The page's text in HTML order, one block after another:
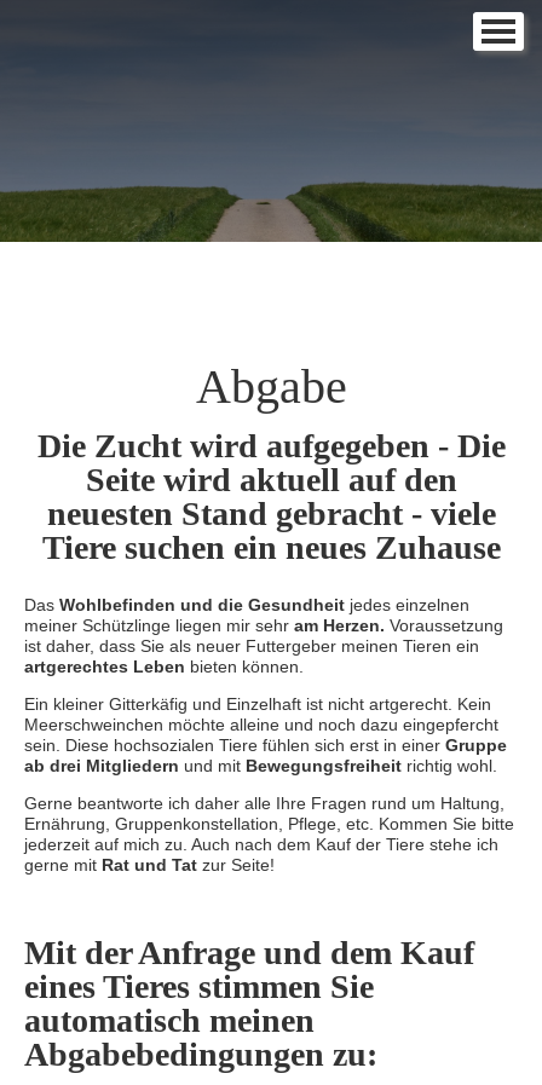
Abgabe
Die Zucht wird aufgegeben - Die
Seite wird aktuell auf den
neuesten Stand gebracht - viele
Tiere suchen ein neues Zuhause
Das Wohlbefinden und die Gesundheit jedes einzelnen
meiner Schützlinge liegen mir sehr am Herzen. Voraussetzung
ist daher, dass Sie als neuer Futtergeber meinen Tieren ein
artgerechtes Leben bieten können.
Ein kleiner Gitterkäfig und Einzelhaft ist nicht artgerecht. Kein
Meerschweinchen möchte alleine und noch dazu eingepfercht
sein. Diese hochsozialen Tiere fühlen sich erst in einer Gruppe
ab drei Mitgliedern und mit Bewegungsfreiheit richtig wohl.
Gerne beantworte ich daher alle Ihre Fragen rund um Haltung,
Ernährung, Gruppenkonstellation, Pflege, etc. Kommen Sie bitte
jederzeit auf mich zu. Auch nach dem Kauf der Tiere stehe ich
gerne mit Rat und Tat zur Seite!
Mit der Anfrage und dem Kauf
eines Tieres stimmen Sie
automatisch meinen
Abgabebedingungen zu:
ABGABE